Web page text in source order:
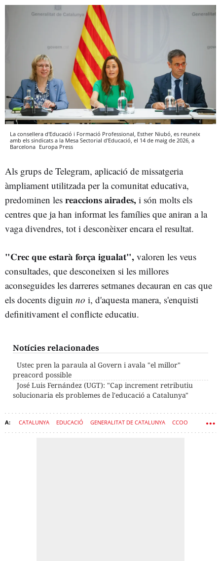
La consellera d'Educació i Formació Professional, Esther Niubó, es reuneix
amb els sindicats a la Mesa Sectorial d'Educació, el 14 de maig de 2026, a
Barcelona Europa Press
Als grups de Telegram, aplicació de missatgeria
àmpliament utilitzada per la comunitat educativa,
predominen les reaccions airades, i són molts els
centres que ja han informat les famílies que aniran a la
vaga divendres, tot i desconèixer encara el resultat.
"Crec que estarà força igualat", valoren les veus
consultades, que desconeixen si les millores
aconseguides les darreres setmanes decauran en cas que
els docents diguin no i, d'aquesta manera, s'enquisti
definitivament el conflicte educatiu.
Notícies relacionades
Ustec pren la paraula al Govern i avala "el millor"
preacord possible
José Luis Fernández (UGT): "Cap increment retributiu
solucionaria els problemes de l'educació a Catalunya"
CATALUNYA EDUCACIÓ GENERALITAT DE CATALUNYA CCOO